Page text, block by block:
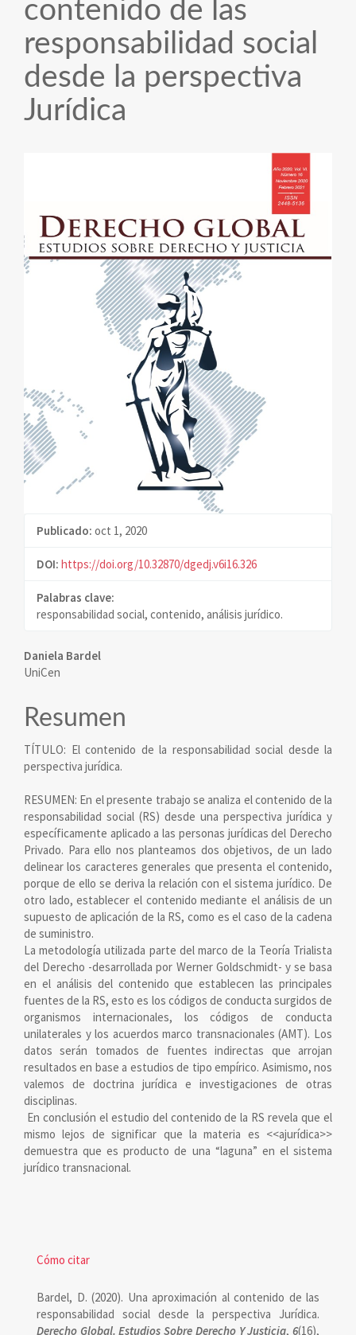
contenido de las
responsabilidad social
desde la perspectiva
Jurídica
del
artículo
Publicado: oct 1, 2020
DOI: https://doi.org/10.32870/dgedj.v6i16.326
Palabras clave:
responsabilidad social, contenido, análisis jurídico.
Contenido
del
artículo
Daniela Bardel
UniCen
Resumen
TÍTULO: El contenido de la responsabilidad social desde la
perspectiva jurídica.
RESUMEN: En el presente trabajo se analiza el contenido de la
responsabilidad social (RS) desde una perspectiva jurídica y
específicamente aplicado a las personas jurídicas del Derecho
Privado. Para ello nos planteamos dos objetivos, de un lado
delinear los caracteres generales que presenta el contenido,
porque de ello se deriva la relación con el sistema jurídico. De
otro lado, establecer el contenido mediante el análisis de un
supuesto de aplicación de la RS, como es el caso de la cadena
de suministro.
La metodología utilizada parte del marco de la Teoría Trialista
del Derecho -desarrollada por Werner Goldschmidt- y se basa
en el análisis del contenido que establecen las principales
fuentes de la RS, esto es los códigos de conducta surgidos de
organismos internacionales, los códigos de conducta
unilaterales y los acuerdos marco transnacionales (AMT). Los
datos serán tomados de fuentes indirectas que arrojan
resultados en base a estudios de tipo empírico. Asimismo, nos
valemos de doctrina jurídica e investigaciones de otras
disciplinas.
En conclusión el estudio del contenido de la RS revela que el
mismo lejos de significar que la materia es <<ajurídica>>
demuestra que es producto de una “laguna” en el sistema
jurídico transnacional.
Detalles
artículo
Cómo citar
Bardel, D. (2020). Una aproximación al contenido de las
responsabilidad social desde la perspectiva Jurídica.
Derecho Global. Estudios Sobre Derecho Y Justicia,6(16),